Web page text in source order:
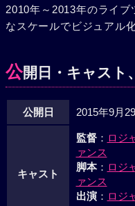
2010年～2013年のライ
なスケールでビジュアル
公開日・キャスト
公開日 2015年9月
キャスト
監督： ロジ
ァンス
脚本： ロジ
ァンス
出演： ロジ